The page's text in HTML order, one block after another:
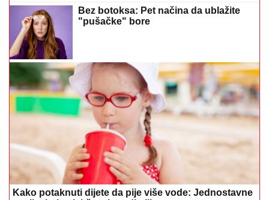
Bez botoksa: Pet načina da ublažite
"pušačke" bore
Kako potaknuti dijete da pije više vode: Jednostavne